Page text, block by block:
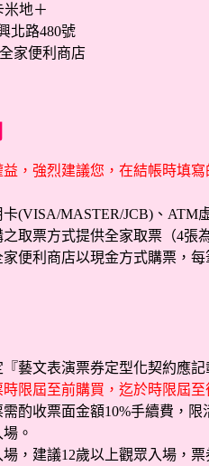
米地＋
北路480號
家便利商店
，強烈建議您，在結帳時填
(VISA/MASTER/JCB)、ATM
取票方式提供全家取票（4張
便利商店以現金方式購票，
藝文表演票券定型化契約應
限屆至前購買，迄於時限屆
酌收票面金額10%手續費，
。
，建議12歲以上觀眾入場，